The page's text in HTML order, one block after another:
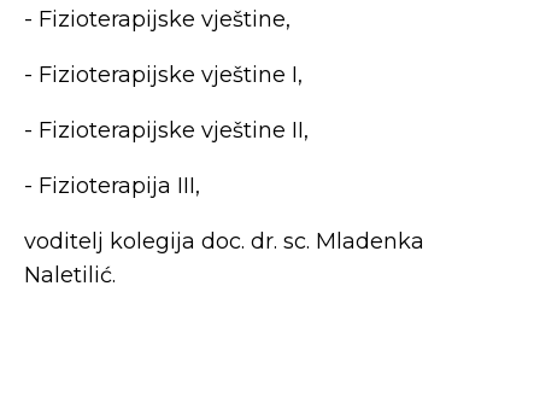
- Fizioterapijske vještine,
- Fizioterapijske vještine I,
- Fizioterapijske vještine II,
- Fizioterapija III,
voditelj kolegija doc. dr. sc. Mladenka
Naletilić.